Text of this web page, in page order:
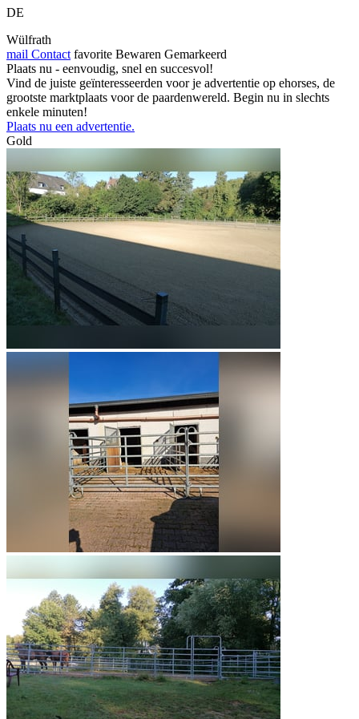
DE
Wülfrath
mail Contact favorite Bewaren Gemarkeerd
Plaats nu - eenvoudig, snel en succesvol!
Vind de juiste geïnteresseerden voor je advertentie op ehorses, de
grootste marktplaats voor de paardenwereld. Begin nu in slechts
enkele minuten!
Plaats nu een advertentie.
Gold